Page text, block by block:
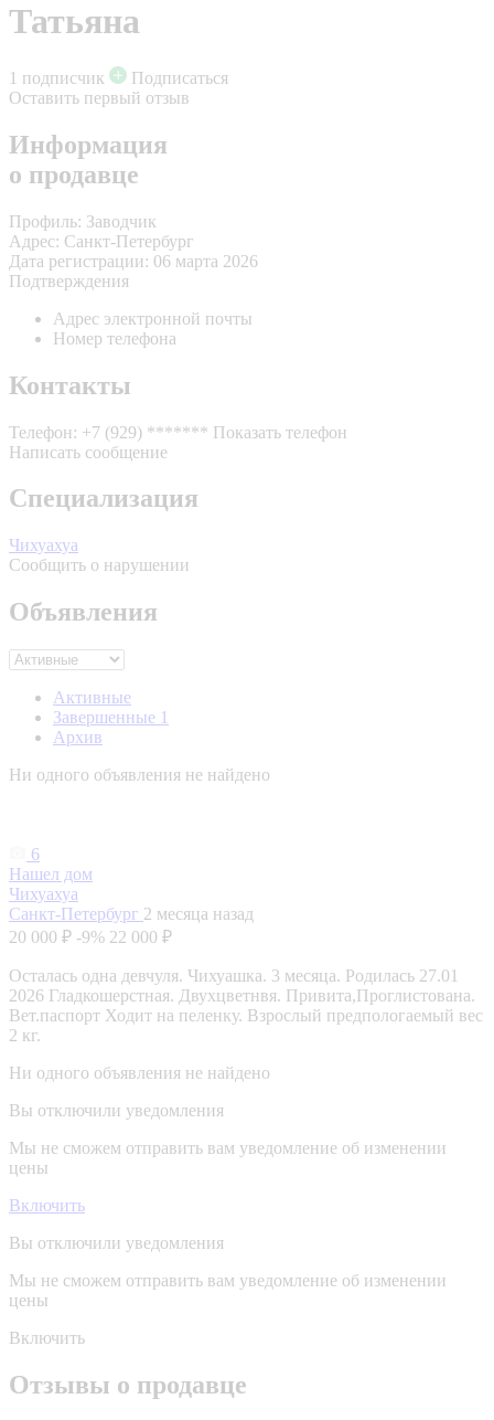
Татьяна
1 подписчик
Подписаться
Оставить первый отзыв
Информация
о продавце
Профиль: Заводчик
Адрес: Санкт-Петербург
Дата регистрации: 06 марта 2026
Подтверждения
Адрес электронной почты
Номер телефона
Контакты
Телефон: +7 (929) ******* Показать телефон
Написать сообщение
Специализация
Чихуахуа
Сообщить о нарушении
Объявления
Активные
Завершенные 1
Архив
Ни одного объявления не найдено
6
Нашел дом
Чихуахуа
Санкт-Петербург 2 месяца назад
20 000 ₽ -9% 22 000 ₽
Осталась одна девчуля. Чихуашка. 3 месяца. Родилась 27.01
2026 Гладкошерстная. Двухцветнвя. Привита,Проглистована.
Вет.паспорт Ходит на пеленку. Взрослый предпологаемый вес
2 кг.
Ни одного объявления не найдено
Вы отключили уведомления
Мы не сможем отправить вам уведомление об изменении
цены
Включить
Вы отключили уведомления
Мы не сможем отправить вам уведомление об изменении
цены
Включить
Отзывы о продавце